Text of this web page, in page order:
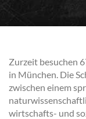
Zurzeit besuchen
in München. Die
zwischen einem
wirtschafts- und